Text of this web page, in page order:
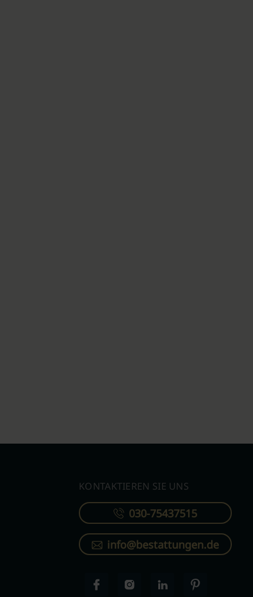
KONTAKTIEREN SIE UNS
030-75437515
info@bestattungen.de